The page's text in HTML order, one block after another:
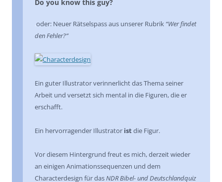
Do you know this guy?
.oder: Neuer Rätselspass aus unserer Rubrik “Wer findet
den Fehler?”
Ein guter Illustrator verinnerlicht das Thema seiner
Arbeit und versetzt sich mental in die Figuren, die er
erschafft.
Ein hervorragender Illustrator istdie Figur.
Vor diesem Hintergrund freut es mich, derzeit wieder
an einigen Animationssequenzen und dem
Characterdesign für dasNDR Bibel- und Deutschlandquiz